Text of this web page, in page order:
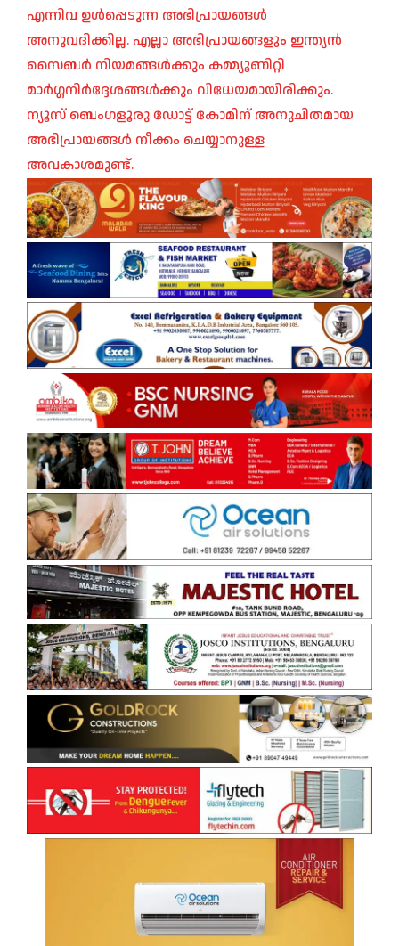
എന്നിവ ഉൾപ്പെടുന്ന അഭിപ്രായങ്ങൾ
അനുവദിക്കില്ല. എല്ലാ അഭിപ്രായങ്ങളും ഇന്ത്യൻ
സൈബർ നിയമങ്ങൾക്കും കമ്മ്യൂണിറ്റി
മാർഗ്ഗനിർദ്ദേശങ്ങൾക്കും വിധേയമായിരിക്കും.
ന്യൂസ് ബെംഗളൂരു ഡോട്ട് കോമിന് അനുചിതമായ
അഭിപ്രായങ്ങൾ നീക്കം ചെയ്യാനുള്ള
അവകാശമുണ്ട്.